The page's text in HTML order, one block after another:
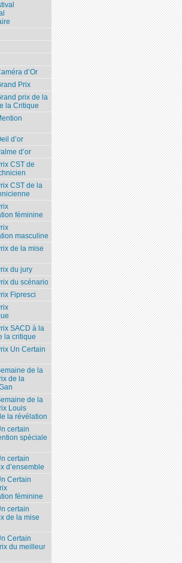
d’Or
Prix
prix de la
la Critique
d’or
d’or
CST de
CST de la
féminine
masculine
de la mise
du jury
du scénario
Fipresci
SACD à la
la critique
Un Certain
de la
de la
de la
Louis
la révélation
certain
spéciale
certain
d’ensemble
Certain
féminine
certain
de la mise
Certain
du meilleur